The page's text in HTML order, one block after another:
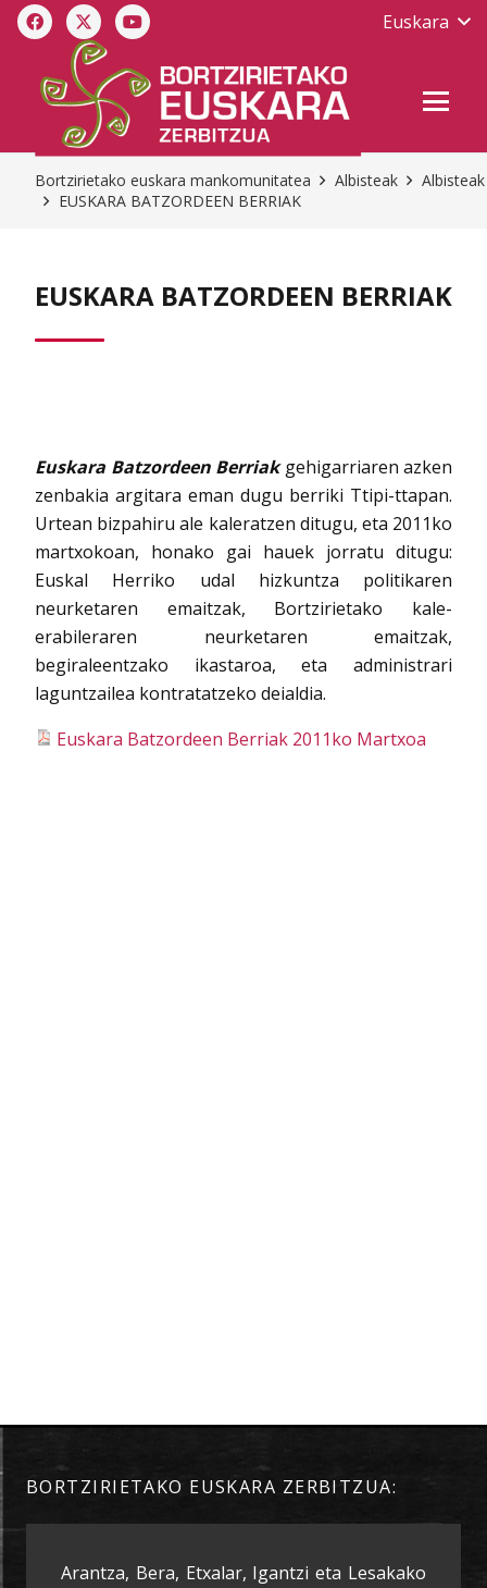
Euskara
Bortzirietako euskara mankomunitatea Albisteak
Albisteak
EUSKARA BATZORDEEN BERRIAK
EUSKARA BATZORDEEN BERRIAK
Euskara Batzordeen Berriakgehigarriaren azken
zenbakia argitara eman dugu berriki Ttipi-ttapan.
Urtean bizpahiru ale kaleratzen ditugu, eta 2011ko
martxokoan, honako gai hauek jorratu ditugu:
Euskal Herriko udal hizkuntza politikaren
neurketaren emaitzak, Bortzirietako kale-
erabileraren neurketaren emaitzak,
begiraleentzako ikastaroa, eta administrari
laguntzailea kontratatzeko deialdia.
Euskara Batzordeen Berriak 2011ko Martxoa
BORTZIRIETAKO EUSKARA ZERBITZUA:
Arantza, Bera, Etxalar, Igantzi eta Lesakako